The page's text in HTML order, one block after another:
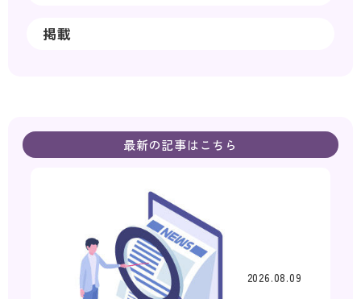
掲載
最新の記事はこちら
2026.08.09